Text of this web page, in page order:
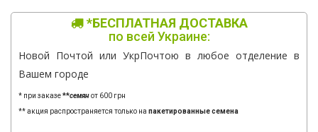
*БЕСПЛАТНАЯ ДОСТАВКА
по всей Украине:
Новой Почтой или УкрПочтою в любое отделение в
Вашем городе
* при заказе**семянот 600 грн
** акция распространяется только на пакетированные семена